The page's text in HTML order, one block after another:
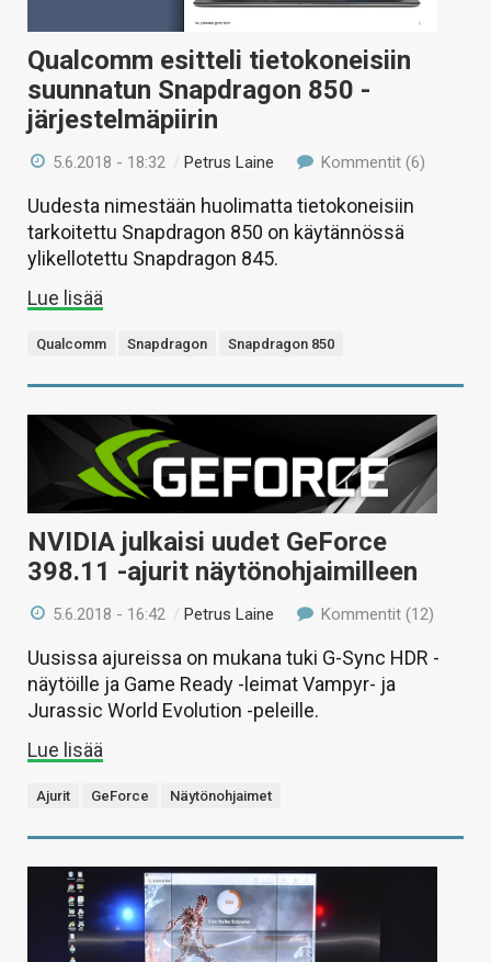
Qualcomm esitteli tietokoneisiin
suunnatun Snapdragon 850 -
järjestelmäpiirin
5.6.2018 - 18:32 / Petrus Laine Kommentit (6)
Uudesta nimestään huolimatta tietokoneisiin
tarkoitettu Snapdragon 850 on käytännössä
ylikellotettu Snapdragon 845.
Lue lisää
Qualcomm Snapdragon Snapdragon 850
NVIDIA julkaisi uudet GeForce
398.11 -ajurit näytönohjaimilleen
5.6.2018 - 16:42 / Petrus Laine Kommentit (12)
Uusissa ajureissa on mukana tuki G-Sync HDR -
näytöille ja Game Ready -leimat Vampyr- ja
Jurassic World Evolution -peleille.
Lue lisää
Ajurit GeForce Näytönohjaimet